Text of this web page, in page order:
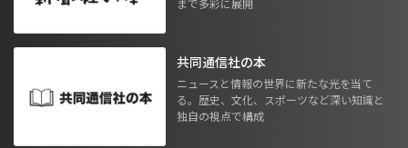
まで多彩に展開
共同通信社の本
ニュースと情報の世界に新たな光を当て
る。歴史、文化、スポーツなど深い知識と
独自の視点で構成